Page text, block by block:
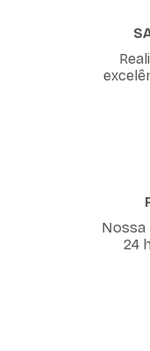
Nossa
24